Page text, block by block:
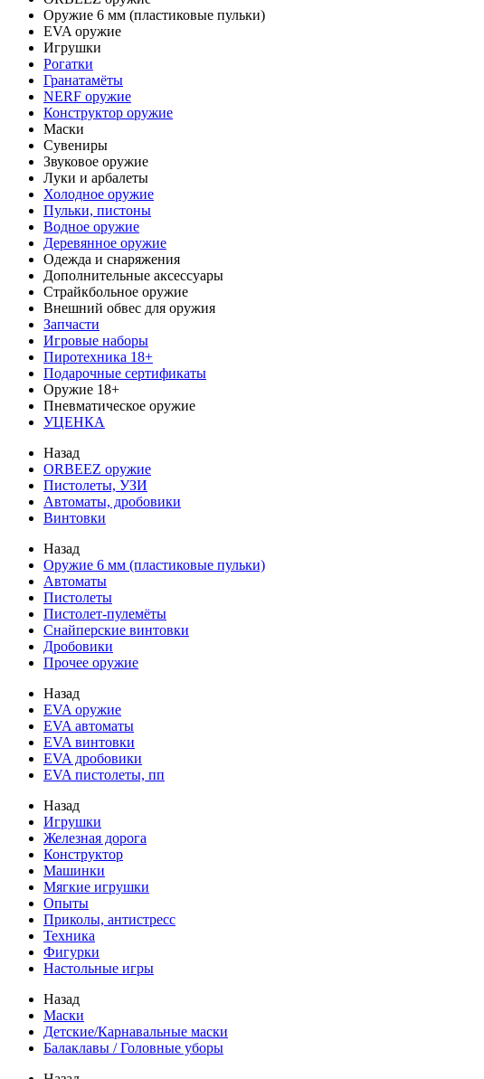
Оружие 6 мм (пластиковые пульки)
EVA оружие
Игрушки
Рогатки
Гранатамёты
NERF оружие
Конструктор оружие
Маски
Сувениры
Звуковое оружие
Луки и арбалеты
Холодное оружие
Пульки, пистоны
Водное оружие
Деревянное оружие
Одежда и снаряжения
Дополнительные аксессуары
Страйкбольное оружие
Внешний обвес для оружия
Запчасти
Игровые наборы
Пиротехника 18+
Подарочные сертификаты
Оружие 18+
Пневматическое оружие
УЦЕНКА
Назад
ORBEEZ оружие
Пистолеты, УЗИ
Автоматы, дробовики
Винтовки
Назад
Оружие 6 мм (пластиковые пульки)
Автоматы
Пистолеты
Пистолет-пулемёты
Снайперские винтовки
Дробовики
Прочее оружие
Назад
EVA оружие
EVA автоматы
EVA винтовки
EVA дробовики
EVA пистолеты, пп
Назад
Игрушки
Железная дорога
Конструктор
Машинки
Мягкие игрушки
Опыты
Приколы, антистресс
Техника
Фигурки
Настольные игры
Назад
Маски
Детские/Карнавальные маски
Балаклавы / Головные уборы